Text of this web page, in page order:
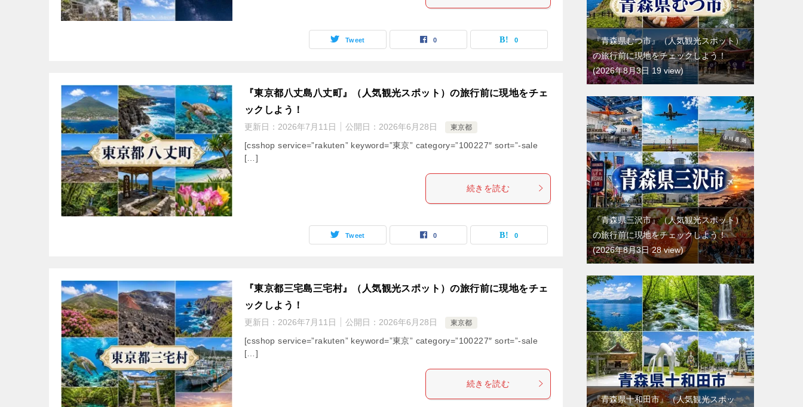
Tweet 0 0
『東京都八丈島八丈町』（人気観光スポット）の旅行前に現地をチェ
ックしよう！
更新日： 2026年7月11日 公開日： 2026年6月28日 東京都
[csshop service=”rakuten” keyword=”東京” category=”100227″ sort=”-sale
[…]
続きを読む
Tweet 0 0
『東京都三宅島三宅村』（人気観光スポット）の旅行前に現地をチェ
ックしよう！
更新日： 2026年7月11日 公開日： 2026年6月28日 東京都
[csshop service=”rakuten” keyword=”東京” category=”100227″ sort=”-sale
[…]
続きを読む
『青森県むつ市』（人気観光スポット）
の旅行前に現地をチェックしよう！
2026年8月3日 19 view
『青森県三沢市』（人気観光スポット）
の旅行前に現地をチェックしよう！
2026年8月3日 28 view
『青森県十和田市』（人気観光スポッ